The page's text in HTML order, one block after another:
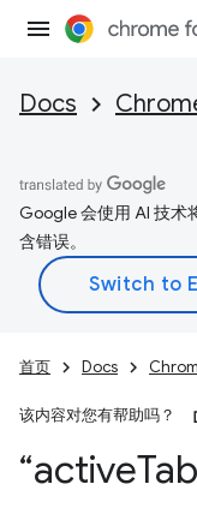
Docs
Google 会使用 AI 技术
含错误。
首页 Docs
该内容对您有帮助吗？
“active